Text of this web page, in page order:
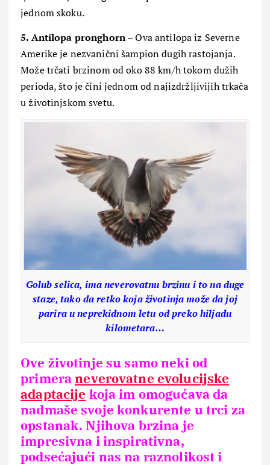
jednom skoku.
5. Antilopa pronghorn– Ova antilopa iz Severne
Amerike je nezvanični šampion dugih rastojanja.
Može trčati brzinom od oko 88 km/h tokom dužih
perioda, što je čini jednom od najizdržljivijih trkača
u životinjskom svetu.
Golub selica, ima neverovatnu brzinu i to na duge
staze, tako da retko koja životinja može da joj
parira u neprekidnom letu od preko hiljadu
kilometara…
Ove životinje su samo neki od
primeraneverovatne evolucijske
adaptacije koja im omogućava da
nadmaše svoje konkurente u trci za
opstanak. Njihova brzina je
impresivna i inspirativna,
podsećajući nas na raznolikost i